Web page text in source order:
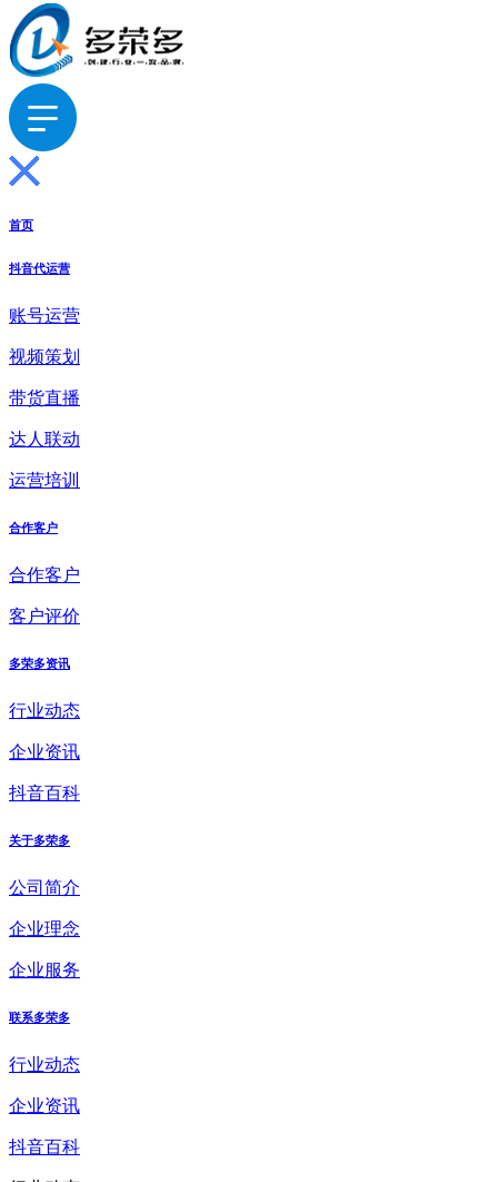
首页
抖音代运营
账号运营
视频策划
带货直播
达人联动
运营培训
合作客户
合作客户
客户评价
多荣多资讯
行业动态
企业资讯
抖音百科
关于多荣多
公司简介
企业理念
企业服务
联系多荣多
行业动态
企业资讯
抖音百科